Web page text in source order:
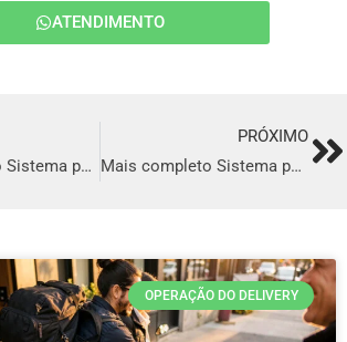
ATENDIMENTO
Mais completo Sistema para Delivery em Rio Verde
PRÓXIMO
Mais completo Sistema para Delivery em Castanhal
OPERAÇÃO DO DELIVERY